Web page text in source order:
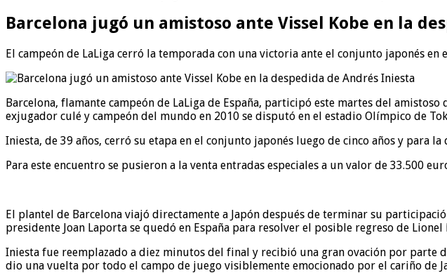
Barcelona jugó un amistoso ante Vissel Kobe en la
El campeón de LaLiga cerró la temporada con una victoria ante el conjunto japonés
Barcelona, flamante campeón de LaLiga de España, participó este martes del
exjugador culé y campeón del mundo en 2010 se disputó en el estadio Olímpico de
Iniesta, de 39 años, cerró su etapa en el conjunto japonés luego de cinco años y para
Para este encuentro se pusieron a la venta entradas especiales a un valor de 33.500
El plantel de Barcelona viajó directamente a Japón después de terminar su
presidente Joan Laporta se quedó en España para resolver el posible regreso de Lionel
Iniesta fue reemplazado a diez minutos del final y recibió una gran ovación por parte
dio una vuelta por todo el campo de juego visiblemente emocionado por el cariño de